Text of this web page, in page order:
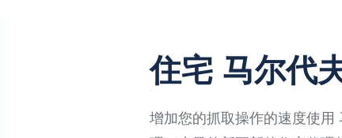
住宅 马尔代
增加您的抓取操作的速度使